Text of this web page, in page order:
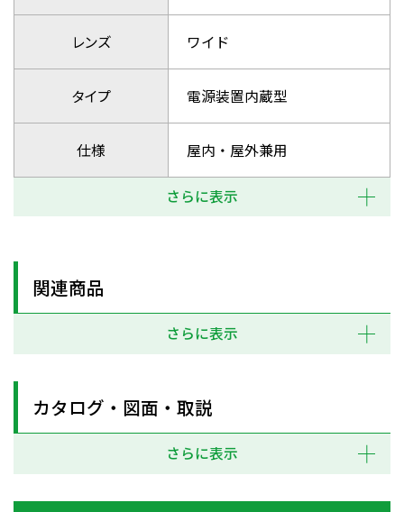
レンズ ワイド
タイプ 電源装置内蔵型
仕様 屋内・屋外兼用
さらに表示
関連商品
さらに表示
カタログ・図面・取説
さらに表示